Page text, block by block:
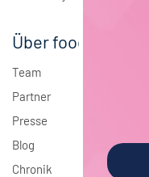
Über foodjobs
Team
Partner
Presse
Blog
Chronik